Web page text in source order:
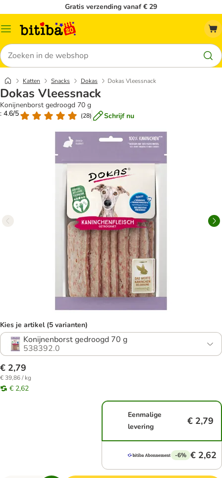
Gratis verzending vanaf € 29
Catalogusmenu
Zoeken
Katten Snacks Dokas Dokas Vleessnack
Dokas Vleessnack
Konijnenborst gedroogd 70 g
: 4.6/5
(28) Schrijf nu
Kies je artikel (5 varianten)
Konijnenborst gedroogd 70 g
538392.0
€ 2,79
€ 39,86 / kg
€ 2,62
Eenmalige
levering
€ 2,79
-6% € 2,62